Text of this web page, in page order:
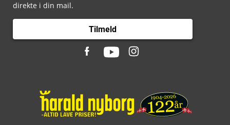
direkte i din mail.
Tilmeld